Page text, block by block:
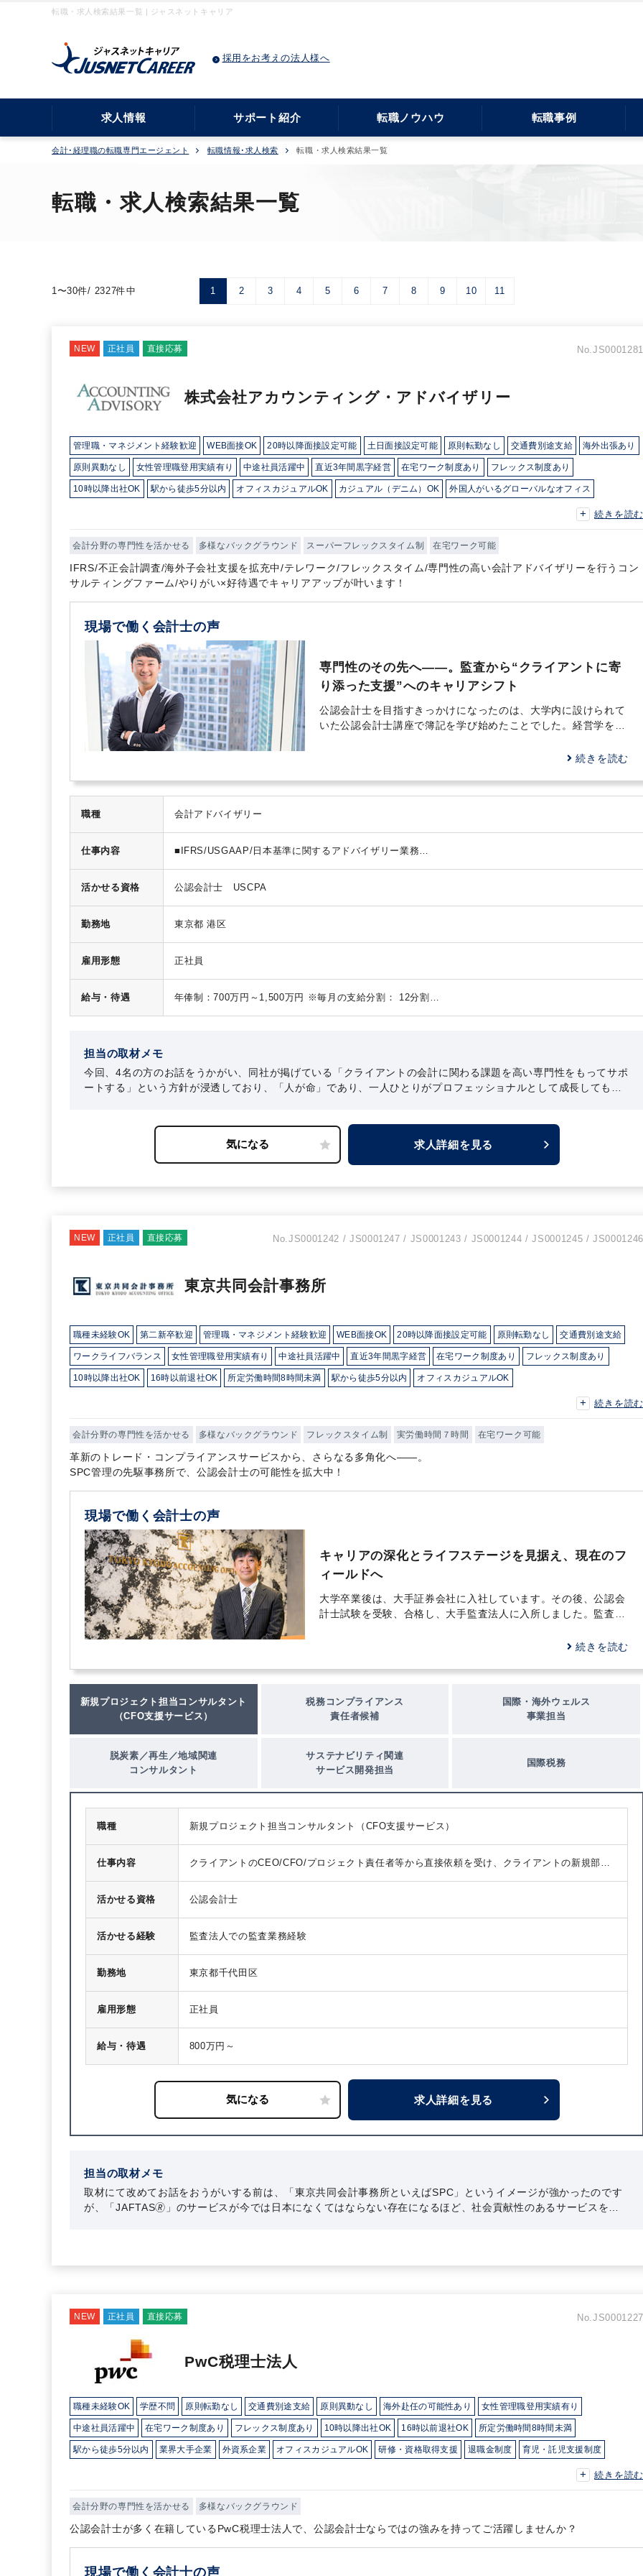
転職・求人検索結果一覧 | ジャスネットキャリア
採用をお考えの法人様へ
求人情報 サポート紹介 転職ノウハウ 転職事例
会計･経理職の転職専門エージェント 転職情報･求人検索 転職・求人検索結果一覧
転職・求人検索結果一覧
1〜30件/ 2327件中 1 2 3 4 5 6 7 8 9 10 11
NEW 正社員 直接応募 No.JS0001281
株式会社アカウンティング・アドバイザリー
管理職・マネジメント経験歓迎 WEB面接OK 20時以降面接設定可能 土日面接設定可能 原則転勤なし 交通費別途支給 海外出張あり
原則異動なし 女性管理職登用実績有り 中途社員活躍中 直近3年間黒字経営 在宅ワーク制度あり フレックス制度あり
10時以降出社OK 駅から徒歩5分以内 オフィスカジュアルOK カジュアル（デニム）OK 外国人がいるグローバルなオフィス
独自サービス
続きを読む
会計分野の専門性を活かせる 多様なバックグラウンド スーパーフレックスタイム制 在宅ワーク可能
IFRS/不正会計調査/海外子会社支援を拡充中/テレワーク/フレックスタイム/専門性の高い会計アドバイザリーを行うコン
サルティングファーム/やりがい×好待遇でキャリアアップが叶います！
現場で働く会計士の声
専門性のその先へ――。監査から“クライアントに寄
り添った支援”へのキャリアシフト
公認会計士を目指すきっかけになったのは、大学内に設けられて
いた公認会計士講座で簿記を学び始めたことでした。経営学を学
いう職業への関心を高める大きな転機になったのです。 最初は
っかり結果が出たことに加え、財務会計や管理会計といった各科
の関係で、弁護士や医師、公認会計士といった専門職の方々のお
話を父から聞く機会が多くありました。そうした会話を通じて、
そうした流れのなかで、在学中に公認会計士試験を受験、合格
た。
続きを読む
職種 会計アドバイザリー
仕事内容
■IFRS/USGAAP/日本基準に関するアドバイザリー業務
-会計基準・会計マニュアル作成支援
-IFRS導入支援・研修実施
■財務諸表作成・決算業務・監査対応支援
■内部統制・JSOX整備支援
■IPO支援
■経営管理/管理会計改善支援（EPMツール導入を含む）
活かせる資格 公認会計士 USCPA
勤務地 東京都 港区
雇用形態 正社員
給与・待遇
年俸制：700万円～1,500万円 ※毎月の支給分割： 12分割
担当の取材メモ
今回、4名の方のお話をうかがい、同社が掲げている「クライアントの会計に関わる課題を高い専門性をもってサポ
ートする」という方針が浸透しており、「人が命」であり、一人ひとりがプロフェッショナルとして成長してもら
先輩がいる」、「次はこうした経験を積みたい」といった前向きな発言が自然と出てくるのだと思います。
求人詳細を見る
NEW 正社員 直接応募 No.JS0001242 / JS0001247 / JS0001243 / JS0001244 / JS0001245 / JS0001246
東京共同会計事務所
職種未経験OK 第二新卒歓迎 管理職・マネジメント経験歓迎 WEB面接OK 20時以降面接設定可能 原則転勤なし 交通費別途支給
ワークライフバランス 女性管理職登用実績有り 中途社員活躍中 直近3年間黒字経営 在宅ワーク制度あり フレックス制度あり
10時以降出社OK 16時以前退社OK 所定労働時間8時間未満 駅から徒歩5分以内 オフィスカジュアルOK
年間休日120日以上続きを読む
会計分野の専門性を活かせる 多様なバックグラウンド フレックスタイム制 実労働時間７時間 在宅ワーク可能
革新のトレード・コンプライアンスサービスから、さらなる多角化へ――。
SPC管理の先駆事務所で、公認会計士の可能性を拡大中！
現場で働く会計士の声
キャリアの深化とライフステージを見据え、現在のフ
ィールドへ
大学卒業後は、大手証券会社に入社しています。その後、公認会
計士試験を受験、合格し、大手監査法人に入所しました。監査法
マネジメント会社やファンドなどの会計監査業務に従事しまし
投資信託等、ファンドの基礎を学びました。監査IT化プロジェク
および運用業務も経験しています。
続きを読む
新規プロジェクト担当コンサルタント
（CFO支援サービス）
税務コンプライアンス
責任者候補
国際・海外ウェルス
事業担当
脱炭素／再生／地域関連
コンサルタント
サステナビリティ関連
サービス開発担当
国際税務
職種 新規プロジェクト担当コンサルタント（CFO支援サービス）
仕事内容
クライアントのCEO/CFO/プロジェクト責任者等から直接依頼を受け、クライアントの新規部署
活かせる資格 公認会計士
活かせる経験 監査法人での監査業務経験
勤務地 東京都千代田区
雇用形態 正社員
給与・待遇 800万円～
求人詳細を見る
担当の取材メモ
取材にて改めてお話をおうがいする前は、「東京共同会計事務所といえばSPC」というイメージが強かったのです
が、「JAFTAS🄬」のサービスが今では日本になくてはならない存在になるほど、社会貢献性のあるサービスを展
NEW 正社員 直接応募 No.JS0001227
PwC税理士法人
職種未経験OK 学歴不問 原則転勤なし 交通費別途支給 原則異動なし 海外赴任の可能性あり 女性管理職登用実績有り
中途社員活躍中 在宅ワーク制度あり フレックス制度あり 10時以降出社OK 16時以前退社OK 所定労働時間8時間未満
駅から徒歩5分以内 業界大手企業 外資系企業 オフィスカジュアルOK 研修・資格取得支援 退職金制度 育児・託児支援制度
続きを読む
会計分野の専門性を活かせる 多様なバックグラウンド
公認会計士が多く在籍しているPwC税理士法人で、公認会計士ならではの強みを持ってご活躍しませんか？
現場で働く会計士の声